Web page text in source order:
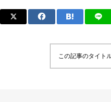
この記事のタイト